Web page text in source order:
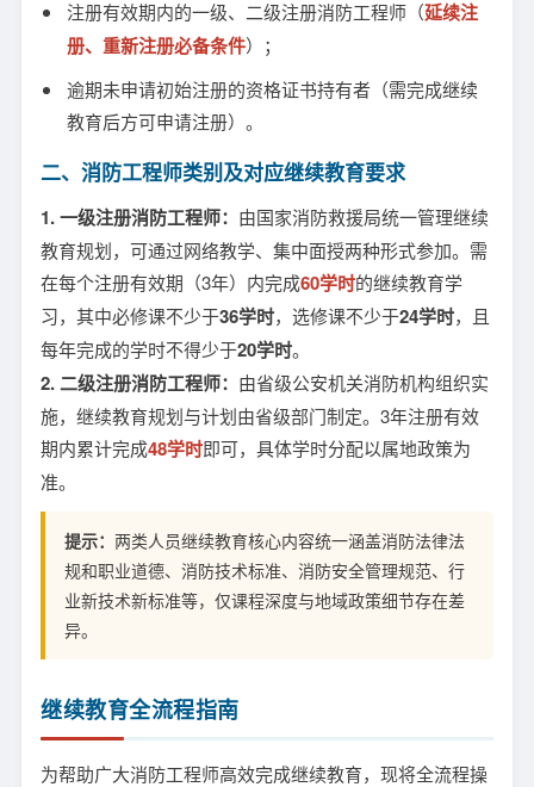
注册有效期内的一级、二级注册消防工程师（延续注
册、重新注册必备条件）；
逾期未申请初始注册的资格证书持有者（需完成继续
教育后方可申请注册）。
二、消防工程师类别及对应继续教育要求
1. 一级注册消防工程师： 由国家消防救援局统一管理继续
教育规划，可通过网络教学、集中面授两种形式参加。需
在每个注册有效期（3年）内完成60学时的继续教育学
习，其中必修课不少于36学时，选修课不少于24学时，且
每年完成的学时不得少于20学时。
2. 二级注册消防工程师： 由省级公安机关消防机构组织实
施，继续教育规划与计划由省级部门制定。3年注册有效
期内累计完成48学时即可，具体学时分配以属地政策为
准。
提示：两类人员继续教育核心内容统一涵盖消防法律法
规和职业道德、消防技术标准、消防安全管理规范、行
业新技术新标准等，仅课程深度与地域政策细节存在差
异。
继续教育全流程指南
为帮助广大消防工程师高效完成继续教育，现将全流程操